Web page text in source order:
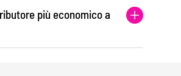
più economico a